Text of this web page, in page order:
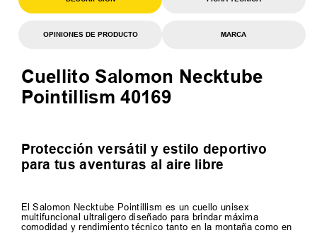
OPINIONES DE PRODUCTO MARCA
Cuellito Salomon Necktube
Pointillism 40169
Protección versátil y estilo deportivo
para tus aventuras al aire libre
El Salomon Necktube Pointillism es un cuello unisex
multifuncional ultraligero diseñado para brindar máxima
comodidad y rendimiento técnico tanto en la montaña como en